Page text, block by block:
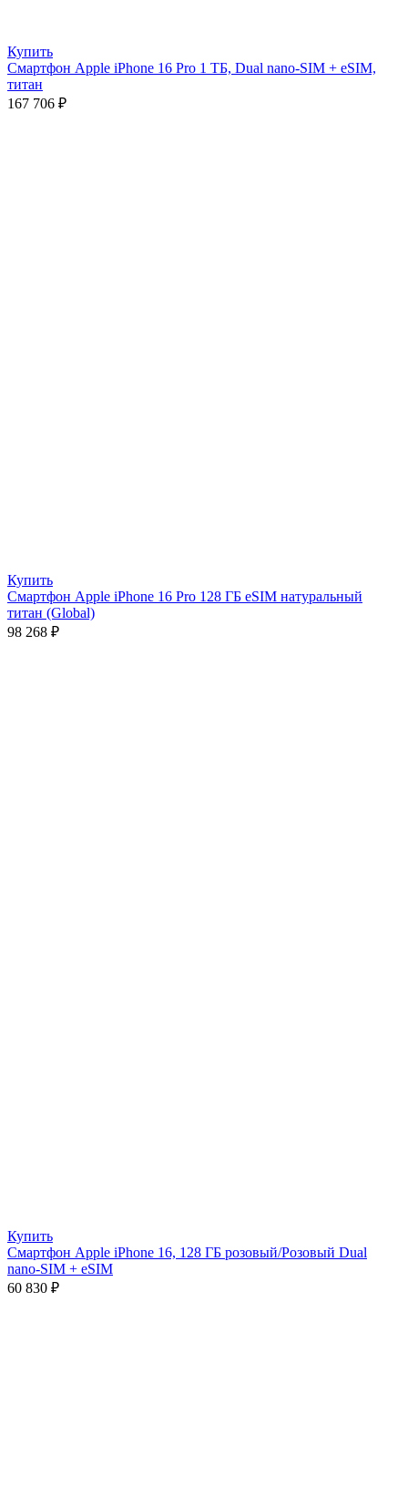
Купить
Смартфон Apple iPhone 16 Pro 1 ТБ, Dual nano-SIM + eSIM,
титан
167 706 ₽
Купить
Смартфон Apple iPhone 16 Pro 128 ГБ eSIM натуральный
титан (Global)
98 268 ₽
Купить
Смартфон Apple iPhone 16, 128 ГБ розовый/Розовый Dual
nano-SIM + eSIM
60 830 ₽